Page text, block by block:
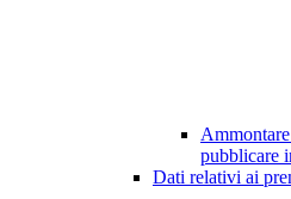
pubblicare
Dati relativi ai